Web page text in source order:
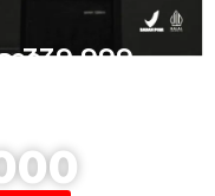
339.999